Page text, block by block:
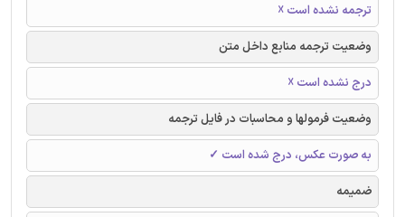
ترجمه نشده است ☓
وضعیت ترجمه منابع داخل متن
درج نشده است ☓
وضعیت فرمولها و محاسبات در فایل ترجمه
به صورت عکس، درج شده است ✓
ضمیمه